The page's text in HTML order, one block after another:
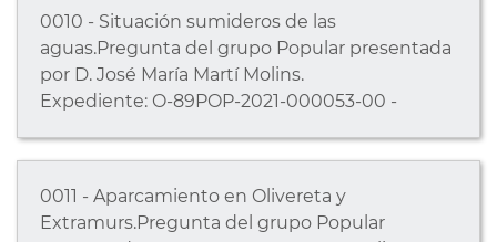
0010 - Situación sumideros de las
aguas.Pregunta del grupo Popular presentada
por D. José María Martí Molins.
Expediente: O-89POP-2021-000053-00 -
0011 - Aparcamiento en Olivereta y
Extramurs.Pregunta del grupo Popular